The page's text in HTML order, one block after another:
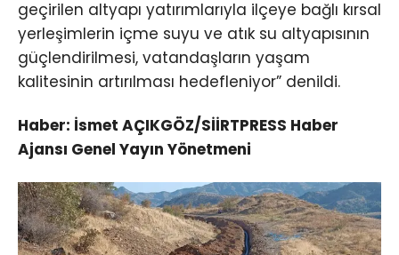
geçirilen altyapı yatırımlarıyla ilçeye bağlı kırsal
yerleşimlerin içme suyu ve atık su altyapısının
güçlendirilmesi, vatandaşların yaşam
kalitesinin artırılması hedefleniyor” denildi.
Haber: İsmet AÇIKGÖZ/SİİRTPRESS Haber
Ajansı Genel Yayın Yönetmeni